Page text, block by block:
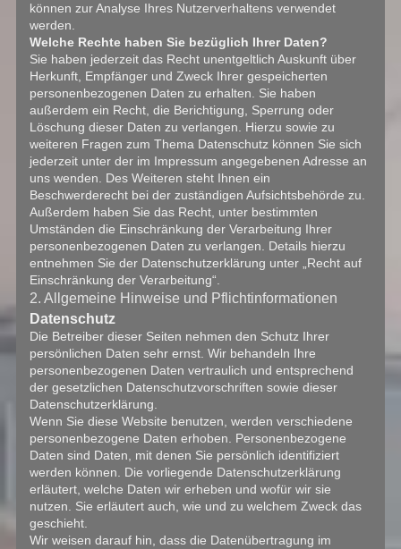
können zur Analyse Ihres Nutzerverhaltens verwendet
werden.
Welche Rechte haben Sie bezüglich Ihrer Daten?
Sie haben jederzeit das Recht unentgeltlich Auskunft über
Herkunft, Empfänger und Zweck Ihrer gespeicherten
personenbezogenen Daten zu erhalten. Sie haben
außerdem ein Recht, die Berichtigung, Sperrung oder
Löschung dieser Daten zu verlangen. Hierzu sowie zu
weiteren Fragen zum Thema Datenschutz können Sie sich
jederzeit unter der im Impressum angegebenen Adresse an
uns wenden. Des Weiteren steht Ihnen ein
Beschwerderecht bei der zuständigen Aufsichtsbehörde zu.
Außerdem haben Sie das Recht, unter bestimmten
Umständen die Einschränkung der Verarbeitung Ihrer
personenbezogenen Daten zu verlangen. Details hierzu
entnehmen Sie der Datenschutzerklärung unter „Recht auf
Einschränkung der Verarbeitung“.
2. Allgemeine Hinweise und Pflichtinformationen
Datenschutz
Die Betreiber dieser Seiten nehmen den Schutz Ihrer
persönlichen Daten sehr ernst. Wir behandeln Ihre
personenbezogenen Daten vertraulich und entsprechend
der gesetzlichen Datenschutzvorschriften sowie dieser
Datenschutzerklärung.
Wenn Sie diese Website benutzen, werden verschiedene
personenbezogene Daten erhoben. Personenbezogene
Daten sind Daten, mit denen Sie persönlich identifiziert
werden können. Die vorliegende Datenschutzerklärung
erläutert, welche Daten wir erheben und wofür wir sie
nutzen. Sie erläutert auch, wie und zu welchem Zweck das
geschieht.
Wir weisen darauf hin, dass die Datenübertragung im